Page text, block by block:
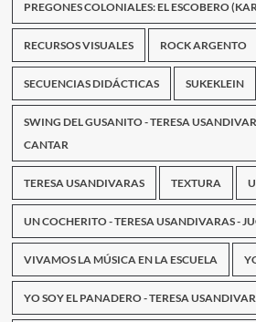
PREGONES COLONIALES: EL ESCOBERO
RECURSOS VISUALES ROCK ARGENTO
SECUENCIAS DIDÁCTICAS SUKEKLEIN
SWING DEL GUSANITO - TERESA
CANTAR
TERESA USANDIVARAS TEXTURA
UN COCHERITO - TERESA USANDIVARAS -
VIVAMOS LA MÚSICA EN LA ESCUELA
YO SOY EL PANADERO - TERESA